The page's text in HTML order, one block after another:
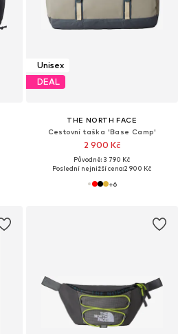
Unisex
DEAL
THE NORTH FACE
Cestovní taška 'Base Camp'
2 900 Kč
Původně: 3 790 Kč
Poslední nejnižší cena:2 900 Kč
+6